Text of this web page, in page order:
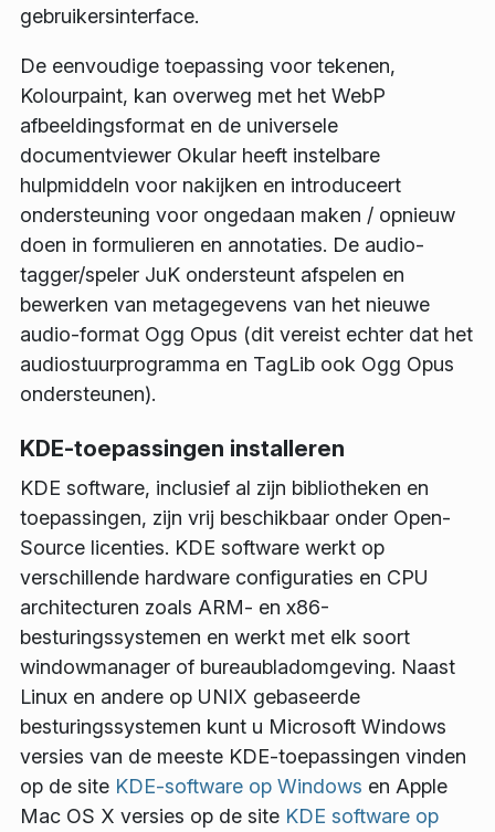
gebruikersinterface.
De eenvoudige toepassing voor tekenen,
Kolourpaint, kan overweg met het WebP
afbeeldingsformat en de universele
documentviewer Okular heeft instelbare
hulpmiddeln voor nakijken en introduceert
ondersteuning voor ongedaan maken / opnieuw
doen in formulieren en annotaties. De audio-
tagger/speler JuK ondersteunt afspelen en
bewerken van metagegevens van het nieuwe
audio-format Ogg Opus (dit vereist echter dat het
audiostuurprogramma en TagLib ook Ogg Opus
ondersteunen).
KDE-toepassingen installeren
KDE software, inclusief al zijn bibliotheken en
toepassingen, zijn vrij beschikbaar onder Open-
Source licenties. KDE software werkt op
verschillende hardware configuraties en CPU
architecturen zoals ARM- en x86-
besturingssystemen en werkt met elk soort
windowmanager of bureaubladomgeving. Naast
Linux en andere op UNIX gebaseerde
besturingssystemen kunt u Microsoft Windows
versies van de meeste KDE-toepassingen vinden
op de site KDE-software op Windows en Apple
Mac OS X versies op de site KDE software op